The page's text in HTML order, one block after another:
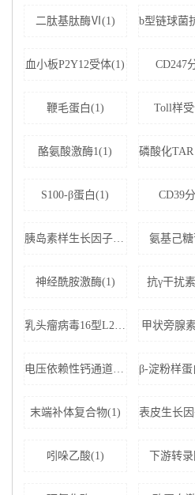
二肽基肽酶Ⅵ(1)
血小板P2Y12受体(1) CD247
鞭毛蛋白(1) Toll样
酪氨酸激酶1(1)
S100-β蛋白(1) CD39
胰岛素样生长因子结合蛋白5(1) 氨基己
神经酰胺激酶(1) 抗γ干扰
乳头瘤病毒16型L2蛋白(1) 甲状旁腺
电压依赖性钙通道亚基α-2D1(1)
末端补体复合物(1)
吲哚乙酸(1) 下游转